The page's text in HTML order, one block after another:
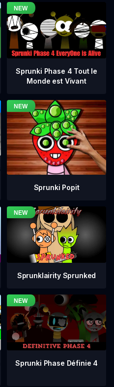
Sprunki Phase 4 Tout le
Monde est Vivant
Sprunki Popit
Sprunklairity Sprunked
Sprunki Phase Définie 4